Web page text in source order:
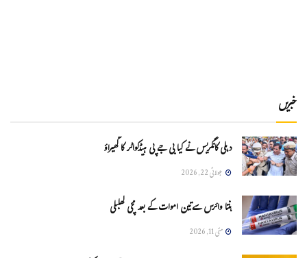
خبریں
دہلی کانگریس نے کیا بی جے پی ہیڈکواٹر کا گھیراؤ
جولائی 22, 2026
ہنتا وائرس سےتین اموات کے بعد مچی کھلبلی
مئی 11, 2026